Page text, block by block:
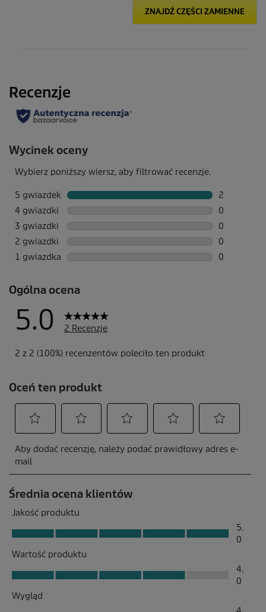
ZNAJDŹ CZĘŚCI ZAMIENNE